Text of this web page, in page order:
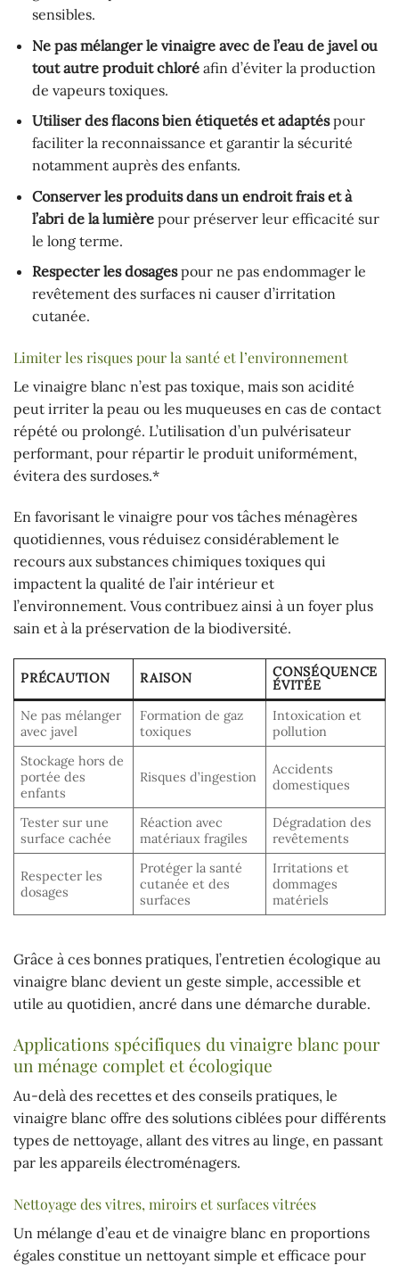
sensibles.
Ne pas mélanger le vinaigre avec de l’eau de javel ou
tout autre produit chloréafin d’éviter la production
de vapeurs toxiques.
Utiliser des flacons bien étiquetés et adaptéspour
faciliter la reconnaissance et garantir la sécurité
notamment auprès des enfants.
Conserver les produits dans un endroit frais et à
l’abri de la lumièrepour préserver leur efficacité sur
le long terme.
Respecter les dosagespour ne pas endommager le
revêtement des surfaces ni causer d’irritation
cutanée.
Limiter les risques pour la santé et l’environnement
Le vinaigre blanc n’est pas toxique, mais son acidité
peut irriter la peau ou les muqueuses en cas de contact
répété ou prolongé. L’utilisation d’un pulvérisateur
performant, pour répartir le produit uniformément,
évitera des surdoses.*
En favorisant le vinaigre pour vos tâches ménagères
quotidiennes, vous réduisez considérablement le
recours aux substances chimiques toxiques qui
impactent la qualité de l’air intérieur et
l’environnement. Vous contribuez ainsi à un foyer plus
sain et à la préservation de la biodiversité.
PRÉCAUTION RAISON
CONSÉQUENCE
ÉVITÉE
Ne pas mélanger
avec javel
Formation de gaz
toxiques
Intoxication et
pollution
Stockage hors de
portée des
enfants
Risques d’ingestion
Accidents
domestiques
Tester sur une
surface cachée
Réaction avec
matériaux fragiles
Dégradation des
revêtements
Respecter les
dosages
Protéger la santé
cutanée et des
surfaces
Irritations et
dommages
matériels
Grâce à ces bonnes pratiques, l’entretien écologique au
vinaigre blanc devient un geste simple, accessible et
utile au quotidien, ancré dans une démarche durable.
Applications spécifiques du vinaigre blanc pour
un ménage complet et écologique
Au-delà des recettes et des conseils pratiques, le
vinaigre blanc offre des solutions ciblées pour différents
types de nettoyage, allant des vitres au linge, en passant
par les appareils électroménagers.
Nettoyage des vitres, miroirs et surfaces vitrées
Un mélange d’eau et de vinaigre blanc en proportions
égales constitue un nettoyant simple et efficace pour